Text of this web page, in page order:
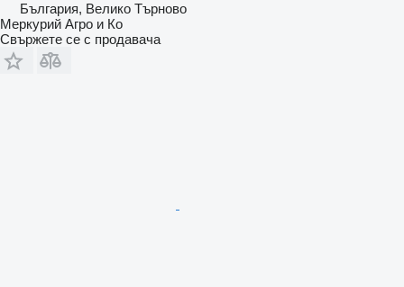
България, Велико Търново
Меркурий Агро и Ко
Свържете се с продавача